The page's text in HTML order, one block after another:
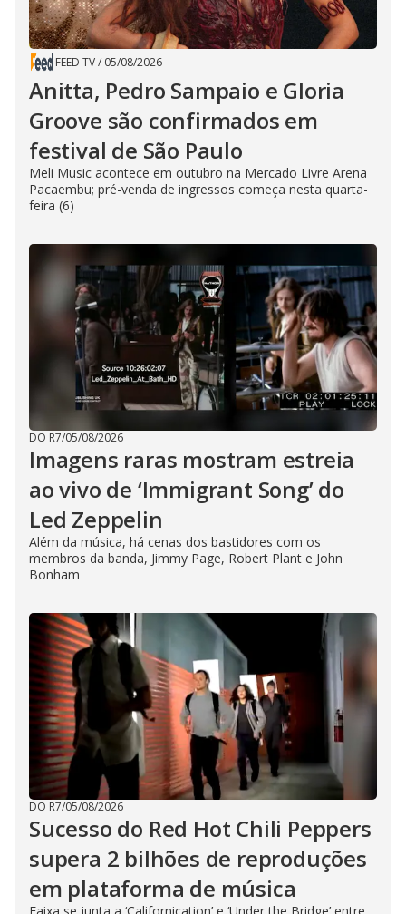
FEED TV/ 05/08/2026
Anitta, Pedro Sampaio e Gloria
Groove são confirmados em
festival de São Paulo
Meli Music acontece em outubro na Mercado Livre Arena
Pacaembu; pré-venda de ingressos começa nesta quarta-
feira (6)
DO R7/05/08/2026
Imagens raras mostram estreia
ao vivo de ‘Immigrant Song’ do
Led Zeppelin
Além da música, há cenas dos bastidores com os
membros da banda, Jimmy Page, Robert Plant e John
Bonham
DO R7/05/08/2026
Sucesso do Red Hot Chili Peppers
supera 2 bilhões de reproduções
em plataforma de música